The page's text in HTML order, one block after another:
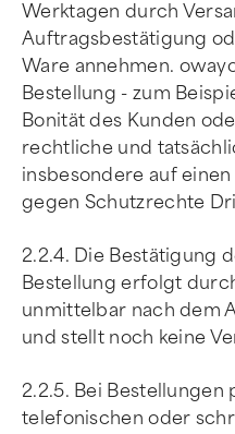
Werktagen durch
Auftragsbestätigung
Ware annehmen.
Bestellung - zum
Bonität des Kunden
rechtliche und
insbesondere auf
gegen Schutzrechte
2.2.4. Die Bestätigung
Bestellung erfolgt
unmittelbar nach dem
und stellt noch keine
2.2.5. Bei Bestellungen
telefonischen oder